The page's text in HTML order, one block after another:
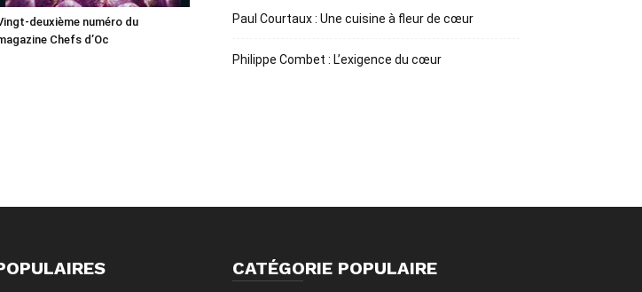
deuxième numéro du
Chefs d’Oc
Paul Courtaux : Une cuisine à fleur de cœur
Philippe Combet : L’exigence du cœur
CATÉGORIE POPULAIRE